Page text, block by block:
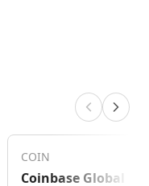
COIN
Coinbase Global